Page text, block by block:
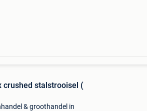
crushed stalstrooisel (
& groothandel in